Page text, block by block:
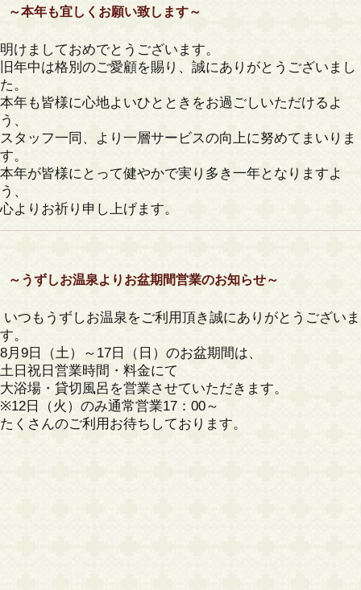
～本年も宜しくお願い致します～
明けましておめでとうございます。
旧年中は格別のご愛顧を賜り、誠にありがとうございまし
た。
本年も皆様に心地よいひとときをお過ごしいただけるよ
う、
スタッフ一同、より一層サービスの向上に努めてまいりま
す。
本年が皆様にとって健やかで実り多き一年となりますよ
う、
心よりお祈り申し上げます。
～うずしお温泉よりお盆期間営業のお知らせ～
いつもうずしお温泉をご利用頂き誠にありがとうございま
す。
8月9日（土）～17日（日）のお盆期間は、
土日祝日営業時間・料金にて
大浴場・貸切風呂を営業させていただきます。
※12日（火）のみ通常営業17：00～
たくさんのご利用お待ちしております。